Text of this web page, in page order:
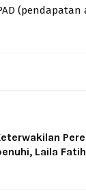
(pendapatan
Laila